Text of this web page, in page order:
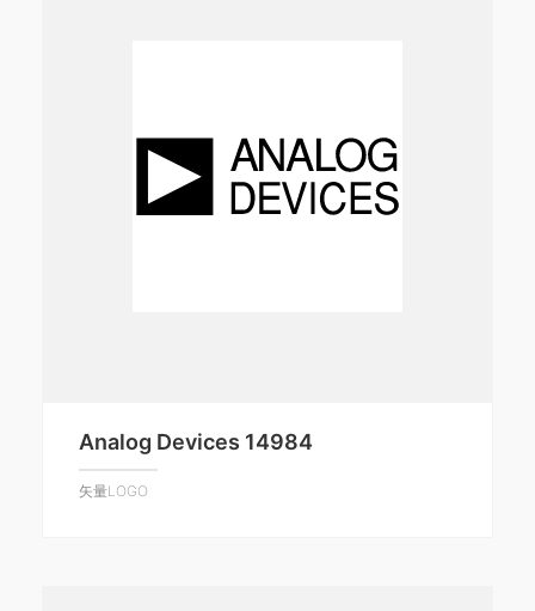
Analog Devices 14984
矢量LOGO